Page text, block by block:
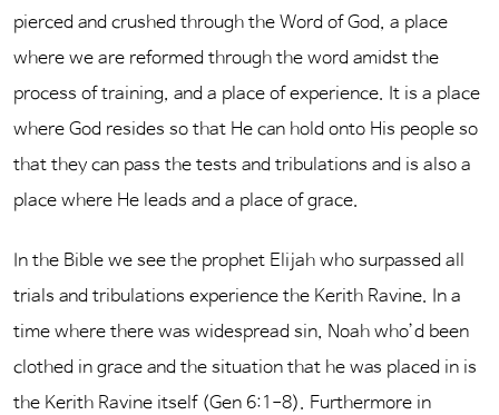
pierced and crushed through the Word of God, a place
where we are reformed through the word amidst the
process of training, and a place of experience. It is a place
where God resides so that He can hold onto His people so
that they can pass the tests and tribulations and is also a
place where He leads and a place of grace.
In the Bible we see the prophet Elijah who surpassed all
trials and tribulations experience the Kerith Ravine. In a
time where there was widespread sin, Noah who’d been
clothed in grace and the situation that he was placed in is
the Kerith Ravine itself (Gen 6:1-8). Furthermore in